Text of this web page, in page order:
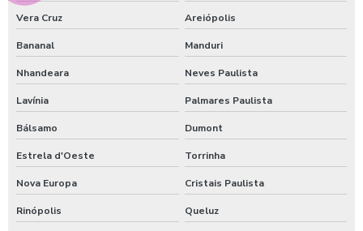
Vera Cruz Areiópolis
Bananal Manduri
Nhandeara Neves Paulista
Lavínia Palmares Paulista
Bálsamo Dumont
Estrela d'Oeste Torrinha
Nova Europa Cristais Paulista
Rinópolis Queluz